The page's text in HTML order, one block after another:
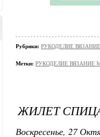
Рубрики: РУКОДЕЛИЕ
Метки: РУКОДЕЛИЕ ВЯЗАНИЕ
ЖИЛЕТ
Воскресенье, 27